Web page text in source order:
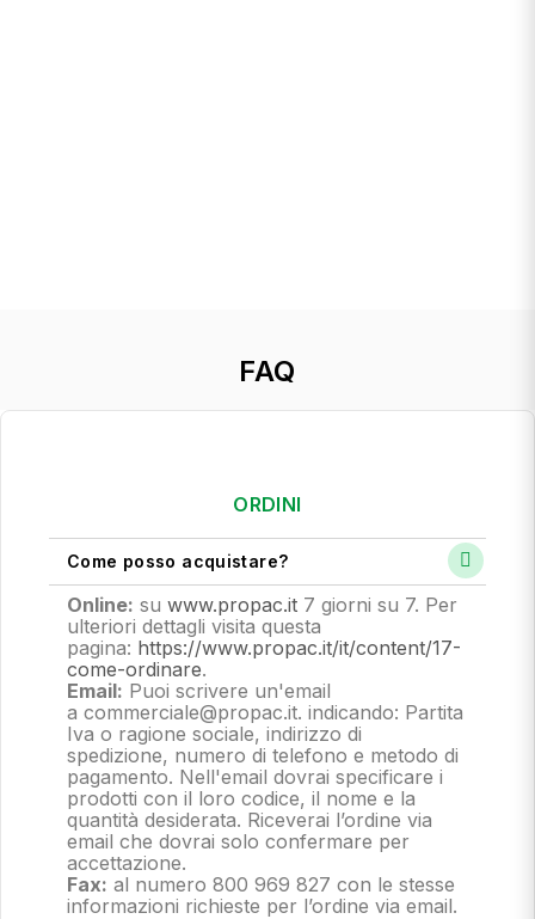
FAQ
ORDINI
Come posso acquistare?
Online: su www.propac.it 7 giorni su 7. Per
ulteriori dettagli visita questa
pagina: https://www.propac.it/it/content/17-
come-ordinare.
Email: Puoi scrivere un'email
a commerciale@propac.it. indicando: Partita
Iva o ragione sociale, indirizzo di
spedizione, numero di telefono e metodo di
pagamento. Nell'email dovrai specificare i
prodotti con il loro codice, il nome e la
quantità desiderata. Riceverai l’ordine via
email che dovrai solo confermare per
accettazione.
Fax: al numero 800 969 827 con le stesse
informazioni richieste per l’ordine via email.